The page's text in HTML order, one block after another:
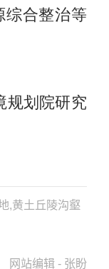
合整治等
划院研究
,黄土丘陵沟壑
网站编辑 - 张盼